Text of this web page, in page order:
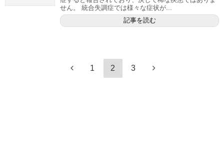
せん。 統合失調症では様々な症状が...
記事を読む
1 2 3